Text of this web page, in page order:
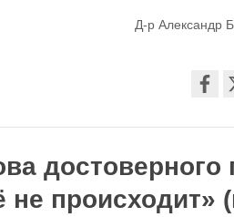
Д-р Александр
on
достоверного
не происходит»